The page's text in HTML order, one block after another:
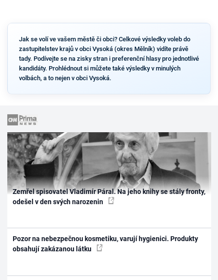
Jak se volí ve vašem městě či obci? Celkové výsledky voleb do
zastupitelstev krajů v obci Vysoká (okres Mělník) vidíte právě
tady. Podívejte se na zisky stran i preferenční hlasy pro jednotlivé
kandidáty. Prohlédnout si můžete také výsledky v minulých
volbách, a to nejen v obci Vysoká.
Zemřel spisovatel Vladimír Páral. Na jeho knihy se stály fronty,
odešel v den svých narozenin
Pozor na nebezpečnou kosmetiku, varují hygienici. Produkty
obsahují zakázanou látku